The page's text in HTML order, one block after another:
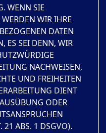
WENN SIE
WIR IHRE
DATEN
ES SEI DENN, WIR
NACHWEISEN,
UND FREIHEITEN
DIENT
ODER
21 ABS. 1 DSGVO).